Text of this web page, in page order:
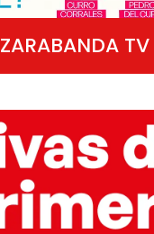
ZARABANDA TV